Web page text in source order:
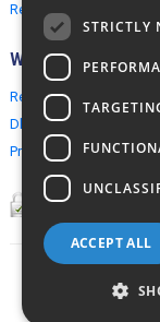
Regulamin
Współpraca
Rezerwacja grupowa
Dla agentów
Program partnerski
STRICTLY
ACCEPT ALL